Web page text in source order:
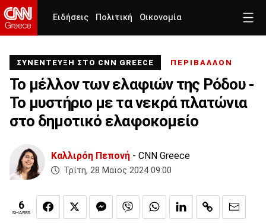
Ειδήσεις Πολιτική Οικονομία
ΣΥΝΕΝΤΕΥΞΗ ΣΤΟ CNN GREECE ΠΕΡΙΒΑΛΛΟΝ
Το μέλλον των ελαφιών της Ρόδου -
Το μυστήριο με τα νεκρά πλατώνια
στο δημοτικό ελαφοκομείο
Καλλιρόη Πεπονή - CNN Greece
Τρίτη, 28 Μαϊος 2024 09:00
6
SHARES